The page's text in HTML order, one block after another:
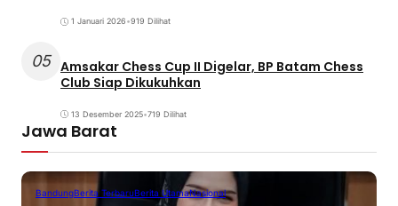
1 Januari 2026•919 Dilihat
05 Amsakar Chess Cup II Digelar, BP Batam Chess
Club Siap Dikukuhkan
13 Desember 2025•719 Dilihat
Jawa Barat
BandungBerita TerbaruBerita UtamaNasional